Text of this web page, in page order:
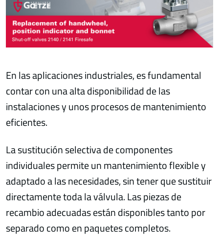
En las aplicaciones industriales, es fundamental
contar con una alta disponibilidad de las
instalaciones y unos procesos de mantenimiento
eficientes.
La sustitución selectiva de componentes
individuales permite un mantenimiento flexible y
adaptado a las necesidades, sin tener que sustituir
directamente toda la válvula. Las piezas de
recambio adecuadas están disponibles tanto por
separado como en paquetes completos.